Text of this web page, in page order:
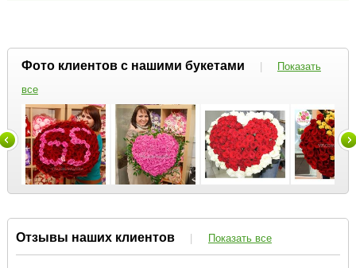
Фото клиентов с нашими букетами |
Показать
все
Отзывы наших клиентов | Показать все